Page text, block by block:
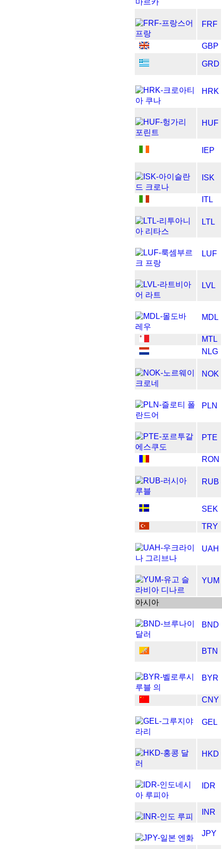
FRF
GBP
GRD
HRK
HUF
IEP
ISK
ITL
LTL
LUF
LVL
MDL
MTL
NLG
NOK
PLN
PTE
RON
RUB
SEK
TRY
UAH
YUM
아시아
BND
BTN
BYR
CNY
GEL
HKD
IDR
INR
JPY